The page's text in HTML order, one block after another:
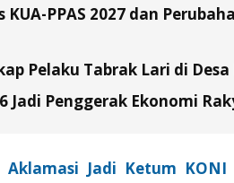
PPAS 2027 dan
Pelaku Tabrak Lari di Desa
Jadi Penggerak Ekonomi
Jadi Ketum KONI